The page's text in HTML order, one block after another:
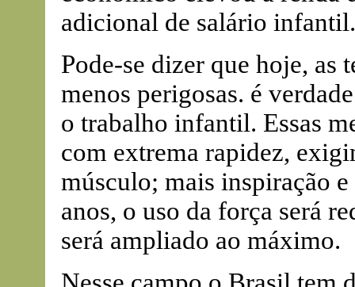
adicional de salário infantil.
Pode-se dizer que hoje, as
menos perigosas. é
o trabalho infantil. Essas
com extrema rapidez,
músculo; mais inspiração
anos, o uso da força será
será ampliado ao máximo.